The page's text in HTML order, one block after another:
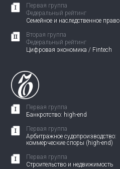
Первая группа
Федеральный рейтинг
Семейное и наследственное право
Вторая группа
Федеральный рейтинг
Цифровая экономика / Fintech
Первая группа
Банкротство: high-end
Первая группа
Арбитражное судопроизводство:
коммерческие споры (high-end)
Первая группа
Строительство и недвижимость